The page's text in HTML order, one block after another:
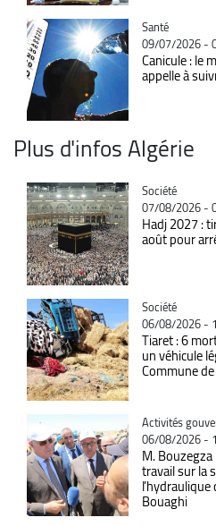
Catégorie
Santé
09/07/2026 -
Canicule : le
appelle à
Plus d'infos Algérie
Catégorie
Société
07/08/2026 -
Hadj 2027 :
août pour
Catégorie
Société
06/08/2026 -
Tiaret : 6
un véhicule
Commune
Catégorie
Activités
06/08/2026 -
M.
travail sur la
Bouaghi